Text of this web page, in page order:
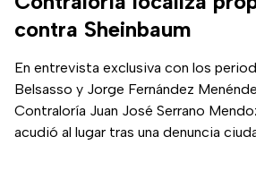
contra Sheinbaum
En entrevista exclusiva con los
Belsasso y Jorge Fernández
Contraloría Juan José Serrano
acudió al lugar tras una denuncia